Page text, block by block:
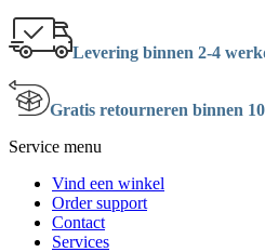
Levering binnen 2-4
Gratis retourneren binnen
Service menu
Vind een winkel
Order support
Contact
Services